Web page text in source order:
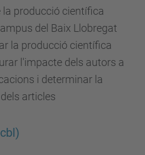
producció científica
del Baix Llobregat
la producció científica
l'impacte dels autors a
i determinar la
articles